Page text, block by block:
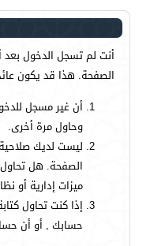
أنت لم تسجل الدخول بعد
الصفحة. هذا قد يكون
أن غير مسجل
وحاول مرة أخرى.
ليست لديك
الصفحة. هل
ميزات إدارية أو
إذا كنت تحاول
حسابك , أو أن